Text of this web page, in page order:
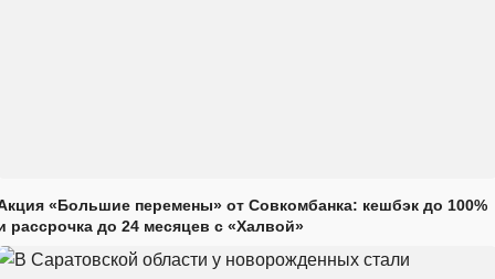
«Большие перемены» от Совкомбанка: кешбэк до 100%
рассрочка до 24 месяцев с «Халвой»